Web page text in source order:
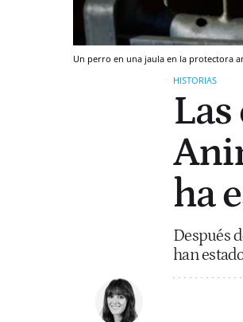
Un perro en una jaula en la protectora
HISTORIAS
Las
ha
Después
han